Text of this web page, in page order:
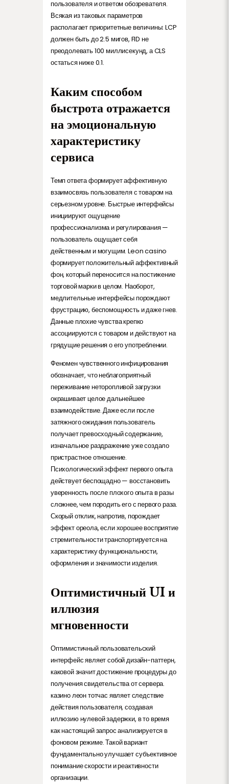
пользователя и ответом обозревателя.
Всякая из таковых параметров
располагает приоритетные величины: LCP
должен быть до 2.5 мигов, FID не
преодолевать 100 миллисекунд, а CLS
остаться ниже 0.1.
Каким способом
быстрота отражается
на эмоциональную
характеристику
сервиса
Темп ответа формирует аффективную
взаимосвязь пользователя с товаром на
серьезном уровне. Быстрые интерфейсы
инициируют ощущение
профессионализма и регулирования —
пользователь ощущает себя
действенным и могущим. Leon casino
формирует положительный аффективный
фон, который переносится на постижение
торговой марки в целом. Наоборот,
медлительные интерфейсы порождают
фрустрацию, беспомощность и даже гнев.
Данные плохие чувства крепко
ассоциируются с товаром и действуют на
грядущие решения о его употреблении.
Феномен чувственного инфицирования
обозначает, что неблагоприятный
переживание неторопливой загрузки
окрашивает целое дальнейшее
взаимодействие. Даже если после
затяжного ожидания пользователь
получает превосходный содержание,
изначальное раздражение уже создало
пристрастное отношение.
Психологический эффект первого опыта
действует беспощадно — восстановить
уверенность после плохого опыта в разы
сложнее, чем породить его с первого раза.
Скорый отклик, напротив, порождает
эффект ореола, если хорошее восприятие
стремительности транспортируется на
характеристику функциональности,
оформления и значимости изделия.
Оптимистичный UI и
иллюзия
мгновенности
Оптимистичный пользовательский
интерфейс являет собой дизайн-паттерн,
каковой значит достижение процедуры до
получения свидетельства от сервера.
казино леон тотчас являет следствие
действия пользователя, создавая
иллюзию нулевой задержки, в то время
как настоящий запрос анализируется в
фоновом режиме. Такой вариант
фундаментально улучшает субъективное
понимание скорости и реактивности
организации.